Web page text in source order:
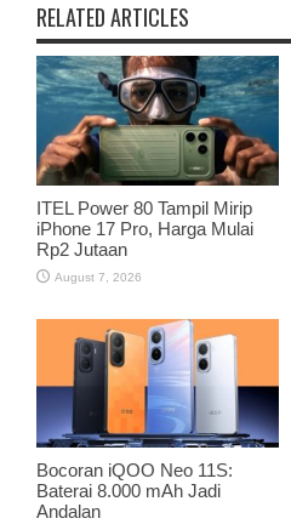
RELATED ARTICLES
ITEL Power 80 Tampil Mirip
iPhone 17 Pro, Harga Mulai
Rp2 Jutaan
August 7, 2026
Bocoran iQOO Neo 11S:
Baterai 8.000 mAh Jadi
Andalan